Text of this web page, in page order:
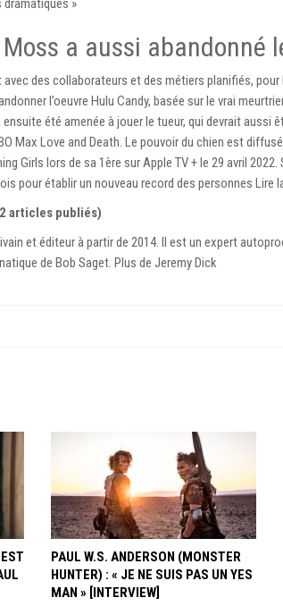
dramatiques »
a aussi abandonné
des collaborateurs et des métiers planifiés, pour
l’oeuvre Hulu Candy, basée sur le vrai
été amenée à jouer le tueur, qui devrait aussi
Max Love and Death. Le pouvoir du chien est
Girls lors de sa 1ère sur Apple TV + le 29 avril
pour établir un nouveau record des personnes Lire
articles publiés)
et éditeur à partir de 2014. Il est un expert
de Bob Saget. Plus de Jeremy Dick
PAUL W.S. ANDERSON (MONSTER
HUNTER) : « JE NE SUIS PAS UN YES
MAN » [INTERVIEW]